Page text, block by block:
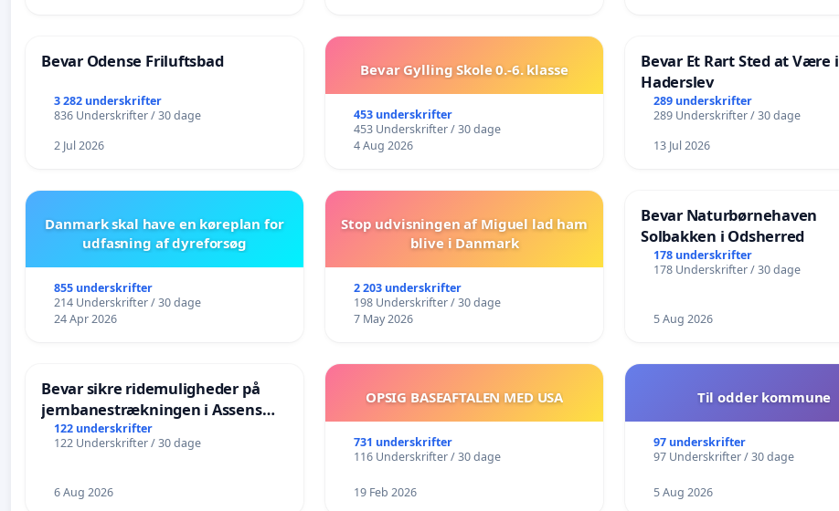
Bevar Odense Friluftsbad
3 282 underskrifter
836 Underskrifter / 30 dage
2 Jul 2026
Bevar Gylling Skole 0.-6. klasse
453 underskrifter
453 Underskrifter / 30 dage
4 Aug 2026
Bevar Et Rart Sted at Være i
Haderslev
289 underskrifter
289 Underskrifter / 30 dage
13 Jul 2026
Danmark skal have en køreplan for
udfasning af dyreforsøg
855 underskrifter
214 Underskrifter / 30 dage
24 Apr 2026
Stop udvisningen af Miguel lad ham
blive i Danmark
2 203 underskrifter
198 Underskrifter / 30 dage
7 May 2026
Bevar Naturbørnehaven
Solbakken i Odsherred
178 underskrifter
178 Underskrifter / 30 dage
5 Aug 2026
Bevar sikre ridemuligheder på
jernbanestrækningen i Assens
Kommune
122 underskrifter
122 Underskrifter / 30 dage
6 Aug 2026
OPSIG BASEAFTALEN MED USA
731 underskrifter
116 Underskrifter / 30 dage
19 Feb 2026
Til odder kommune
97 underskrifter
97 Underskrifter / 30 dage
5 Aug 2026